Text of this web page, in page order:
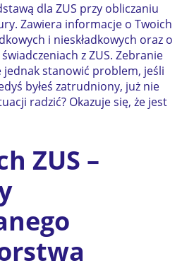
dla ZUS przy obliczaniu
Zawiera informacje o Twoich
i nieskładkowych oraz o
z ZUS. Zebranie
stanowić problem, jeśli
byłeś zatrudniony, już nie
radzić? Okazuje się, że jest
ZUS –